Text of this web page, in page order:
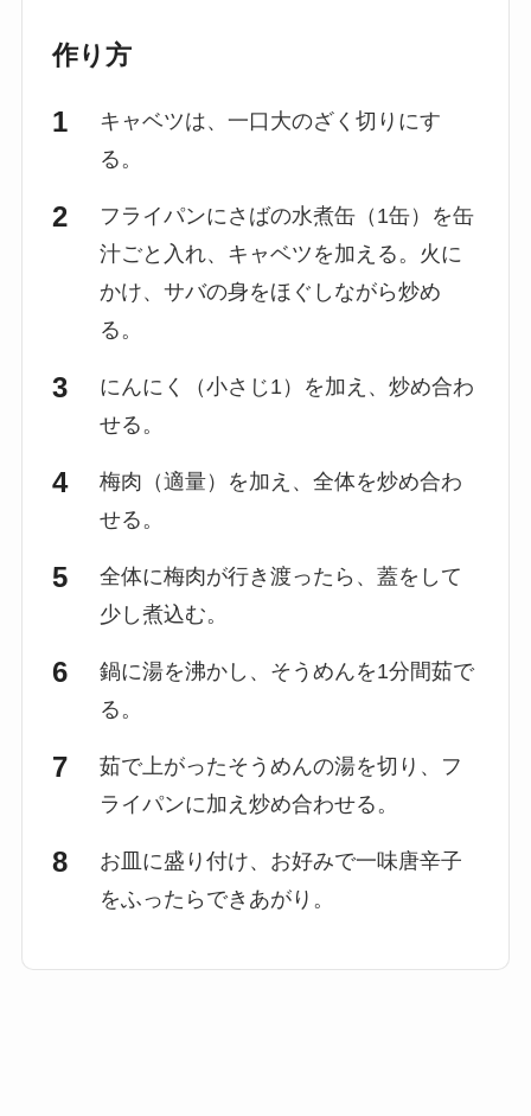
作り方
キャベツは、一口大のざく切りにす
る。
フライパンにさばの水煮缶（1缶）を缶
汁ごと入れ、キャベツを加える。火に
かけ、サバの身をほぐしながら炒め
る。
にんにく（小さじ1）を加え、炒め合わ
せる。
梅肉（適量）を加え、全体を炒め合わ
せる。
全体に梅肉が行き渡ったら、蓋をして
少し煮込む。
鍋に湯を沸かし、そうめんを1分間茹で
る。
茹で上がったそうめんの湯を切り、フ
ライパンに加え炒め合わせる。
お皿に盛り付け、お好みで一味唐辛子
をふったらできあがり。